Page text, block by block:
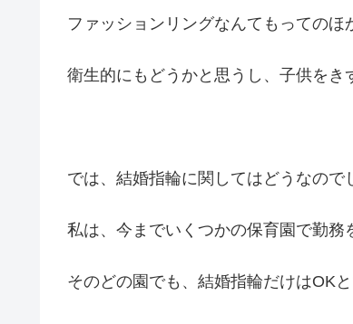
ファッションリングなんてもってのほ
衛生的にもどうかと思うし、子供をき
では、結婚指輪に関してはどうなので
私は、今までいくつかの保育園で勤務
そのどの園でも、結婚指輪だけはOK